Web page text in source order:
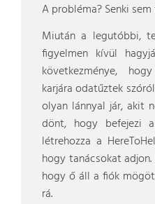
A probléma? Senki
Miután a legutóbbi,
figyelmen kívül
következménye,
karjára odatűztek
olyan lánnyal jár, akit
dönt, hogy befejezi
létrehozza a
hogy tanácsokat
hogy ő áll a fiók
rá.